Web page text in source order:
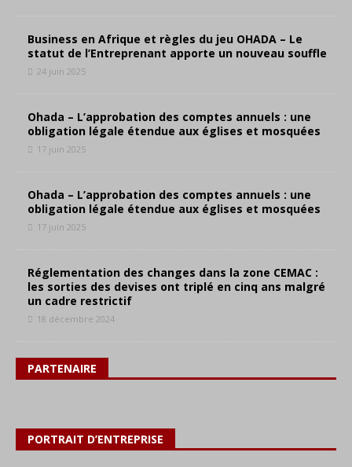
Business en Afrique et règles du jeu OHADA – Le
statut de l’Entreprenant apporte un nouveau souffle
24 juin 2025
Ohada – L’approbation des comptes annuels : une
obligation légale étendue aux églises et mosquées
17 juin 2025
Ohada – L’approbation des comptes annuels : une
obligation légale étendue aux églises et mosquées
17 juin 2025
Réglementation des changes dans la zone CEMAC :
les sorties des devises ont triplé en cinq ans malgré
un cadre restrictif
18 décembre 2024
PARTENAIRE
PORTRAIT D’ENTREPRISE